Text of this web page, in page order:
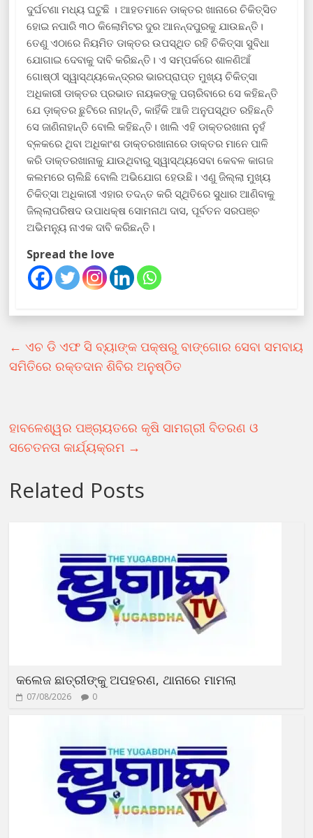
ଦୁର୍ଘଟଣା ମଧ୍ୟ ଘଟୁଛି । ଆହତମାନେ ଡାକ୍ତର ଖାନାରେ ଚିକିତ୍ସିତ
ହୋଇ ନପାରି ୩୦ କିଲୋମିଟର ଦୁର ଆନନ୍ଦପୁରକୁ ଯାଉଛନ୍ତି।
ତେଣୁ ଏଠାରେ ନିୟମିତ ଡାକ୍ତର ଉପସ୍ଥିତ ରହି ଚିକିତ୍ସା ସୁବିଧା
ଯୋଗାଇ ଦେବାକୁ ଦାବି କରିଛନ୍ତି। ଏ ସମ୍ପର୍କରେ ଶାଳଣିଆଁ
ଗୋଷ୍ଠୀ ସ୍ୱାସ୍ଥ୍ୟକେନ୍ଦ୍ରର ଭାରପ୍ରାପ୍ତ ମୁଖ୍ୟ ଚିକିତ୍ସା
ଅଧିକାରୀ ଡାକ୍ତର ପ୍ରଭାତ ନାୟକଙ୍କୁ ପଚାରିବାରେ ସେ କହିଛନ୍ତି
ଯେ ଡ଼ାକ୍ତର ଛୁଟିରେ ନାହାନ୍ତି, କାହିଁକି ଆଜି ଅନୁପସ୍ଥିତ ରହିଛନ୍ତି
ସେ ଜାଣିନାହାନ୍ତି ବୋଲି କହିଛନ୍ତି। ଖାଲି ଏହି ଡାକ୍ତରଖାନା ନୁହଁ
ବ୍ଳକରେ ଥିବା ଅଧିକାଂଶ ଡାକ୍ତରଖାନାରେ ଡାକ୍ତର ମାନେ ପାଳି
କରି ଡାକ୍ତରଖାନାକୁ ଯାଉଥିବାରୁ ସ୍ୱାସ୍ଥ୍ୟସେବା କେବଳ କାଗଜ
କଲମରେ ଚାଲିଛି ବୋଲି ଅଭିଯୋଗ ହେଉଛି। ଏଣୁ ଜିଲ୍ଲା ମୁଖ୍ୟ
ଚିକିତ୍ସା ଅଧିକାରୀ ଏହାର ତଦନ୍ତ କରି ସ୍ଥିତିରେ ସୁଧାର ଆଣିବାକୁ
ଜିଲ୍ଲାପରିଷଦ ଉପାଧକ୍ଷ ସୋମନାଥ ଦାସ, ପୂର୍ବତନ ସରପଞ୍ଚ
ଅଭିମନ୍ୟୁ ନାଏକ ଦାବି କରିଛନ୍ତି।
Spread the love
← ଏଚ ଡି ଏଫ ସି ବ୍ୟାଙ୍କ ପକ୍ଷରୁ ବାଙ୍ଗୋର ସେବା ସମବାୟ
ସମିତିରେ ରକ୍ତଦାନ ଶିବିର ଅନୁଷ୍ଠିତ
ହାବଳେଶ୍ୱର ପଞ୍ଚାୟତରେ କୃଷି ସାମଗ୍ରୀ ବିତରଣ ଓ
ସଚେତନତା କାର୍ଯ୍ୟକ୍ରମ →
Related Posts
କଲେଜ ଛାତ୍ରୀଙ୍କୁ ଅପହରଣ, ଥାନାରେ ମାମଲା
07/08/2026 0